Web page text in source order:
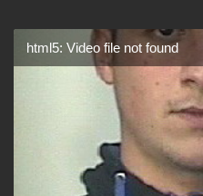
html5: Video file not found